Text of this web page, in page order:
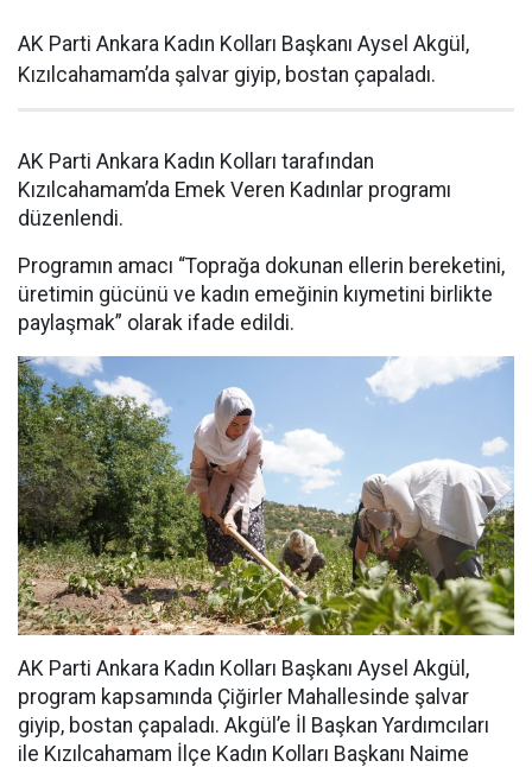
AK Parti Ankara Kadın Kolları Başkanı Aysel Akgül,
Kızılcahamam’da şalvar giyip, bostan çapaladı.
AK Parti Ankara Kadın Kolları tarafından
Kızılcahamam’da Emek Veren Kadınlar programı
düzenlendi.
Programın amacı “Toprağa dokunan ellerin bereketini,
üretimin gücünü ve kadın emeğinin kıymetini birlikte
paylaşmak” olarak ifade edildi.
AK Parti Ankara Kadın Kolları Başkanı Aysel Akgül,
program kapsamında Çiğirler Mahallesinde şalvar
giyip, bostan çapaladı. Akgül’e İl Başkan Yardımcıları
ile Kızılcahamam İlçe Kadın Kolları Başkanı Naime